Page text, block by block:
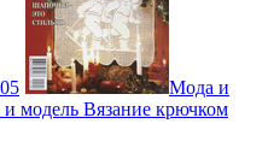
Мода и
модель Вязание крючком